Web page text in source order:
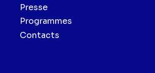
Presse
Programmes
Contacts